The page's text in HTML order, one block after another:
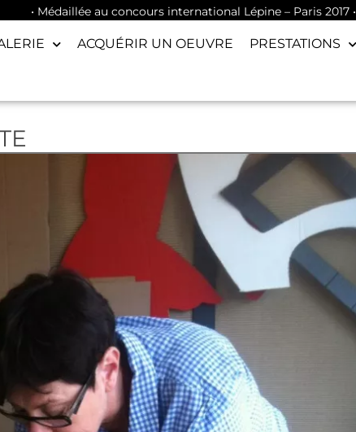
• Médaillée au concours international Lépine – Paris 2017 •
ACQUÉRIR UN OEUVRE PRESTATIONS